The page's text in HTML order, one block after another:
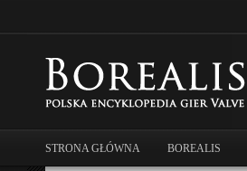
STRONA GŁÓWNA BOREALIS